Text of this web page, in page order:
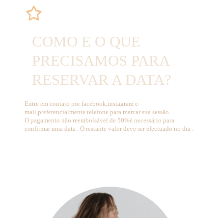
COMO E O QUE
PRECISAMOS PARA
RESERVAR A DATA?
Entre em contato por facebook,instagram e-
mail, preferencialmente telefone para marcar sua sessão.
O pagamento não reembolsável de 50%é necessário para
confirmar uma data . O restante valor deve ser efectuado no dia .